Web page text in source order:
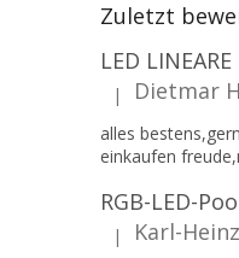
Zuletzt
Die
| Dietmar
alles
einkaufen
Die
| Karl-